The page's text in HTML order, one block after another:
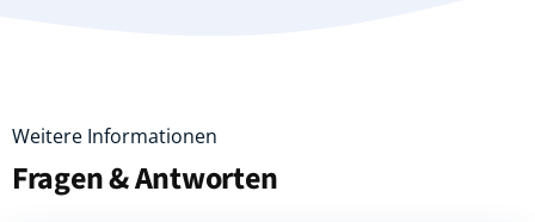
Weitere Informationen
Fragen & Antworten